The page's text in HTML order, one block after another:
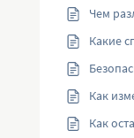
Чем
Какие
Как
Как